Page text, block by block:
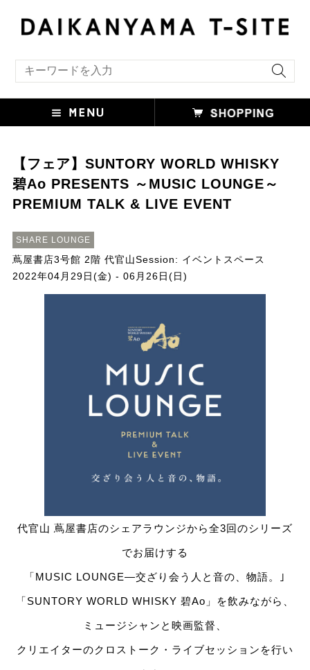
【フェア】SUNTORY WORLD WHISKY
碧Ao PRESENTS ～MUSIC LOUNGE～
PREMIUM TALK & LIVE EVENT
SHARE LOUNGE
蔦屋書店3号館 2階 代官山Session: イベントスペース
2022年04月29日(金) - 06月26日(日)
代官山 蔦屋書店のシェアラウンジから全3回のシリーズ
でお届けする
「MUSIC LOUNGE―交ざり会う人と音の、物語。｣
「SUNTORY WORLD WHISKY 碧Ao」を飲みながら、
ミュージシャンと映画監督、
クリエイターのクロストーク・ライブセッションを行い